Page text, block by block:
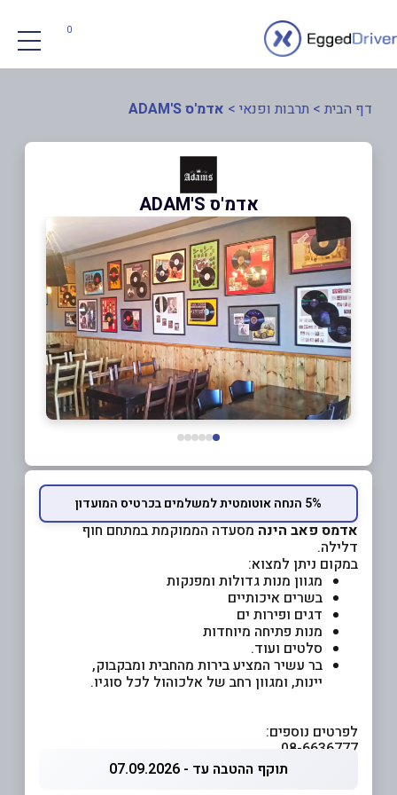
0
דף הבית > תרבות ופנאי > אדמ'ס ADAM'S
אדמ'ס ADAM'S
5% הנחה אוטומטית למשלמים בכרטיס המועדון
אדמס פאב הינה מסעדה הממוקמת במתחם חוף
דלילה.
במקום ניתן למצוא:
מגוון מנות גדולות ומפנקות
בשרים איכותיים
דגים ופירות ים
מנות פתיחה מיוחדות
סלטים ועוד.
בר עשיר המציע בירות מהחבית ומבקבוק,
יינות, ומגוון רחב של אלכוהול לכל סוגיו.
לפרטים נוספים:
08-6636777
תוקף ההטבה עד - 07.09.2026